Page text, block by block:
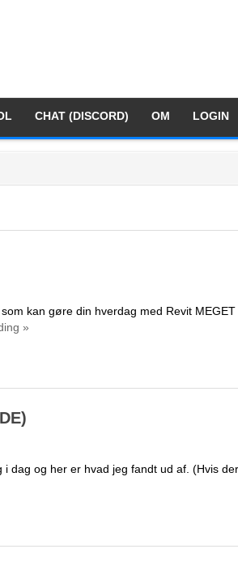
CHAT (DISCORD) OM LOGIN
kan gøre din hverdag med Revit MEGET
»
dag og her er hvad jeg fandt ud af. (Hvis der